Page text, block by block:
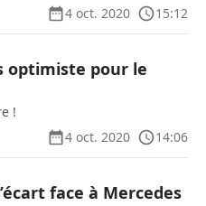
4 oct. 2020
15:12
optimiste pour le
!
4 oct. 2020
14:06
face à Mercedes